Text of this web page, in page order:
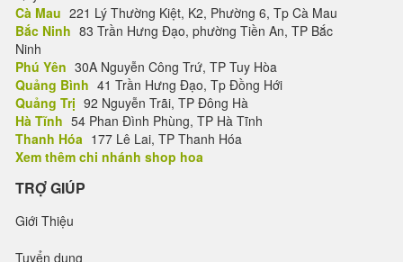
Cà Mau 221 Lý Thường Kiệt, K2, Phường 6, Tp Cà Mau
Bắc Ninh 83 Trần Hưng Đạo, phường Tiền An, TP Bắc
Ninh
Phú Yên 30A Nguyễn Công Trứ, TP Tuy Hòa
Quảng Bình 41 Trần Hưng Đạo, Tp Đồng Hới
Quảng Trị 92 Nguyễn Trãi, TP Đông Hà
Hà Tĩnh 54 Phan Đình Phùng, TP Hà Tĩnh
Thanh Hóa 177 Lê Lai, TP Thanh Hóa
Xem thêm chi nhánh shop hoa
TRỢ GIÚP
Giới Thiệu
Tuyển dụng